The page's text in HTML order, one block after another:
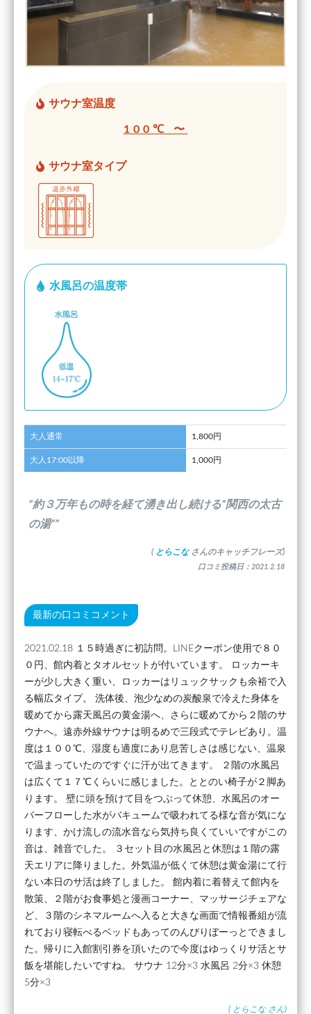
サウナ室温度
100℃ 〜
サウナ室タイプ
水風呂の温度帯
大人通常 1,800円
大人17:00以降 1,000円
”約３万年もの時を経て湧き出し続ける”関西の太古
の湯””
( とらこな さんのキャッチフレーズ)
口コミ投稿日：2021.2.18
最新の口コミコメント
2021.02.18 １５時過ぎに初訪問。LINEクーポン使用で８０
０円、館内着とタオルセットが付いています。 ロッカーキ
ーが少し大きく重い、ロッカーはリュックサックも余裕で入
る幅広タイプ。 洗体後、泡少なめの炭酸泉で冷えた身体を
暖めてから露天風呂の黄金湯へ、さらに暖めてから２階のサ
ウナへ。遠赤外線サウナは明るめで三段式でテレビあり。温
度は１００℃、湿度も適度にあり息苦しさは感じない、温泉
で温まっていたのですぐに汗が出てきます。 ２階の水風呂
は広くて１７℃くらいに感じました。ととのい椅子が２脚あ
ります。 壁に頭を預けて目をつぶって休憩、水風呂のオー
バーフローした水がバキュームで吸われてる様な音が気にな
ります、かけ流しの流水音なら気持ち良くていいですがこの
音は、雑音でした。 ３セット目の水風呂と休憩は１階の露
天エリアに降りました。外気温が低くて休憩は黄金湯にて行
ない本日のサ活は終了しました。 館内着に着替えて館内を
散策、２階がお食事処と漫画コーナー、マッサージチェアな
ど、３階のシネマルームへ入ると大きな画面で情報番組が流
れており寝転べるベッドもあってのんびりぼーっとできまし
た。帰りに入館割引券を頂いたので今度はゆっくりサ活とサ
飯を堪能したいですね。 サウナ 12分×3 水風呂 2分×3 休憩
5分×3
( とらこな さん)